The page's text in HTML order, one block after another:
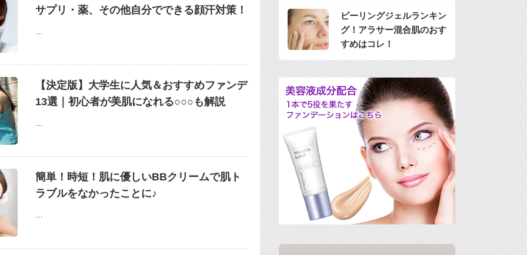
サプリ・薬、その他自分でできる顔汗対策！
【決定版】大学生に人気＆おすすめファンデ
13選｜初心者が美肌になれる○○○も解説
簡単！時短！肌に優しいBBクリームで肌ト
ラブルをなかったことに♪
…
ピーリングジェルランキン
グ！アラサー混合肌のおす
すめはコレ！